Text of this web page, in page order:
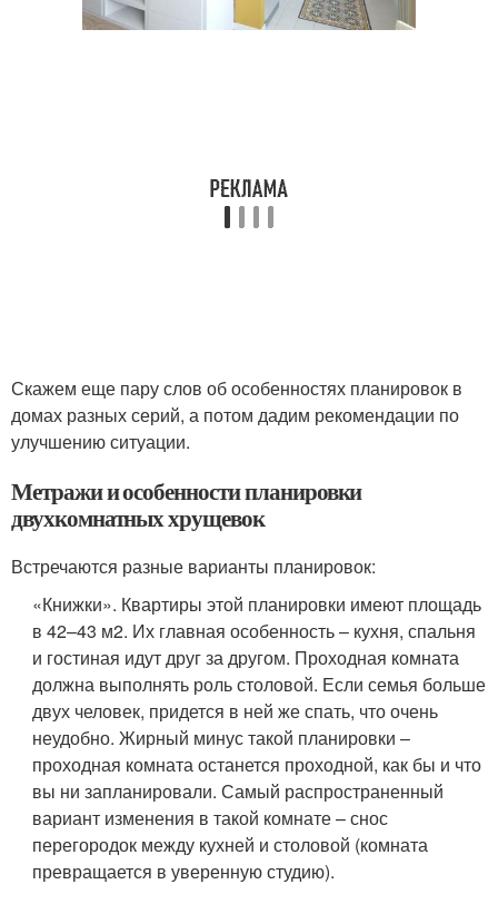
Скажем еще пару слов об особенностях планировок в
домах разных серий, а потом дадим рекомендации по
улучшению ситуации.
Метражи и особенности планировки
двухкомнатных хрущевок
Встречаются разные варианты планировок:
«Книжки». Квартиры этой планировки имеют площадь
в 42–43 м2. Их главная особенность – кухня, спальня
и гостиная идут друг за другом. Проходная комната
должна выполнять роль столовой. Если семья больше
двух человек, придется в ней же спать, что очень
неудобно. Жирный минус такой планировки –
проходная комната останется проходной, как бы и что
вы ни запланировали. Самый распространенный
вариант изменения в такой комнате – снос
перегородок между кухней и столовой (комната
превращается в уверенную студию).